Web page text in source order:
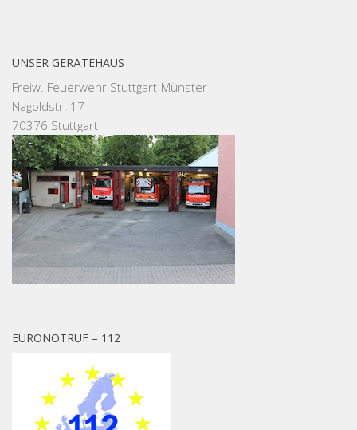
UNSER GERÄTEHAUS
Freiw. Feuerwehr Stuttgart-Münster
Nagoldstr. 17
70376 Stuttgart
EURONOTRUF – 112